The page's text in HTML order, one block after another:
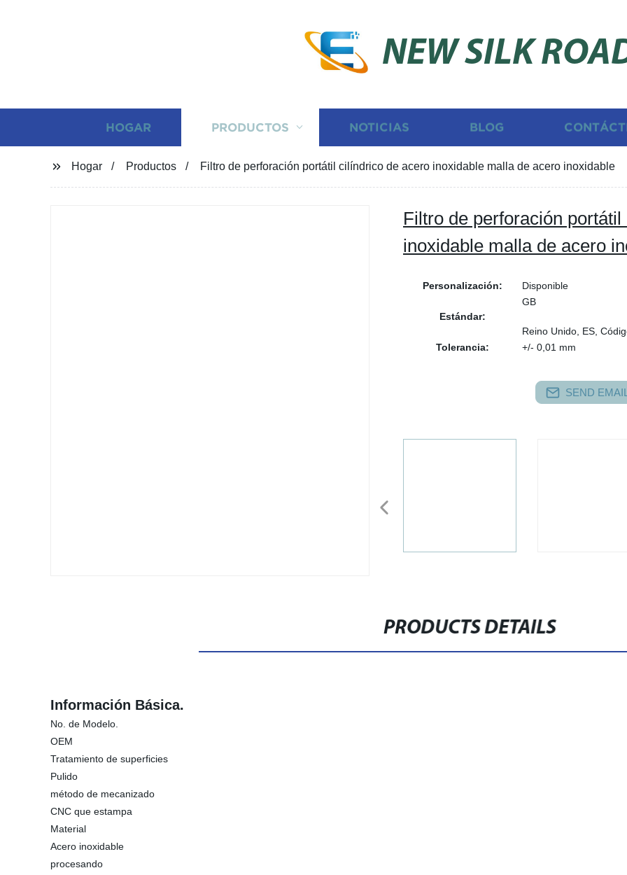
NEW SILK
HOGAR PRODUCTOS NOTICIAS BLOG
Hogar Productos Filtro de perforación portátil cilíndrico de acero inoxidable malla de acero inoxidable
Filtro de perforación
inoxidable malla de acero
Personalización: Disponible
Estándar:
GB
Reino Unido, ES,
Tolerancia:
+/- 0,01 mm
SEND
PRODUCTS DETAILS
Información Básica.
No. de Modelo.
OEM
Tratamiento de superficies
Pulido
método de mecanizado
CNC que estampa
Material
Acero inoxidable
procesando